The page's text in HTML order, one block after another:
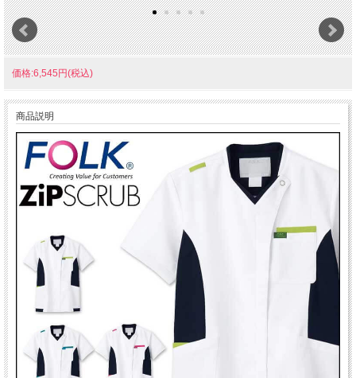
価格:6,545円(税込)
商品説明